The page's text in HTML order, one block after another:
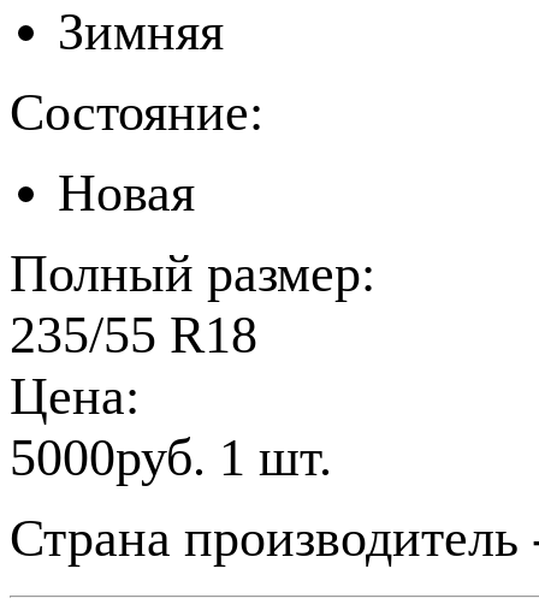
Зимняя
Состояние:
Новая
Полный размер:
235/55 R18
Цена:
5000руб. 1 шт.
Страна